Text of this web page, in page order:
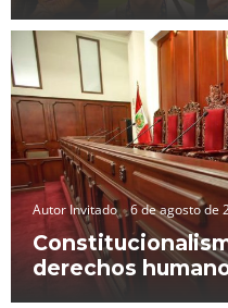
Autor Invitado 6 de agosto de
derechos